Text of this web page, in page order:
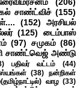
சாண்ட்விச் (155)
(152)
அரசியல்
(125)
டைம்பாஸ்
(97) சமுகம் (86)
சாண்ட்வெஜ் அண்டு
பதிவர் வட்டம்
(44)
(38) நன்றிகள்
வாழ (33)